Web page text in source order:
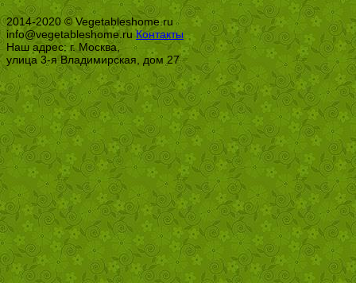
2014-2020 © Vegetableshome.ru
info@vegetableshome.ruКонтакты
Наш адрес: г. Москва,
улица 3-я Владимирская, дом 27